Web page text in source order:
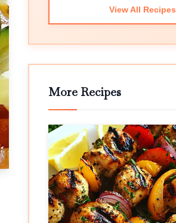
View All Recipes
More Recipes